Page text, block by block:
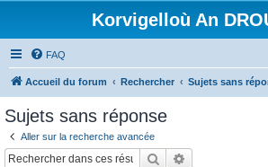
Korvigelloù An
FAQ
Accueil du forum Rechercher Sujets sans
Sujets sans réponse
Aller sur la recherche avancée
Rechercher